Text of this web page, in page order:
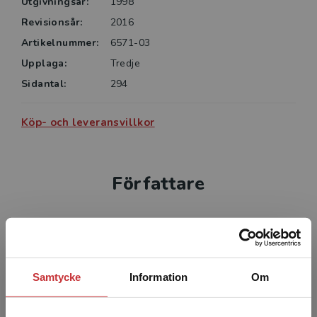
Samtycke Information Om
Revisionsår:
2016
Artikelnummer:
6571-03
Upplaga:
Tredje
Sidantal:
294
Köp- och leveransvillkor
Författare